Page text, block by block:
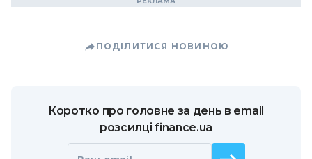
ПОДІЛИТИСЯ НОВИНОЮ
Коротко про головне за день в email
розсилці finance.ua